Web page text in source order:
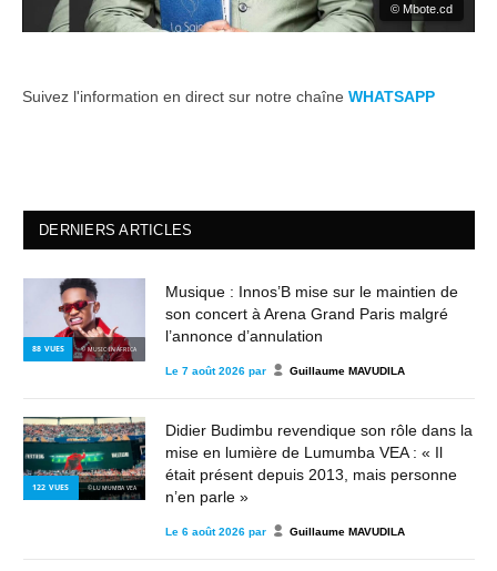
© Mbote.cd
Suivez l'information en direct sur notre chaîne WHATSAPP
DERNIERS ARTICLES
88 VUES © MUSIC IN AFRICA
Musique : Innos’B mise sur le maintien de
son concert à Arena Grand Paris malgré
l’annonce d’annulation
Le 7 août 2026 par Guillaume MAVUDILA
122 VUES © LUMUMBA VEA
Didier Budimbu revendique son rôle dans la
mise en lumière de Lumumba VEA : « Il
était présent depuis 2013, mais personne
n’en parle »
Le 6 août 2026 par Guillaume MAVUDILA